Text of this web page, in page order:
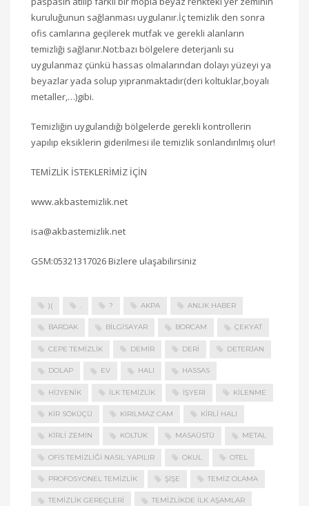
kuruluğunun sağlanması uygulanır.İç temizlik den sonra
ofis camlarına geçilerek mutfak ve gerekli alanların
temizliği sağlanır.Not:bazı bölgelere deterjanlı su
uygulanmaz çünkü hassas olmalarından dolayı yüzeyi ya
beyazlar yada solup yıpranmaktadır(deri koltuklar,boyalı
metaller,…)gibi.
Temizliğin uygulandığı bölgelerde gerekli kontrollerin
yapılıp eksiklerin giderilmesi ile temizlik sonlandırılmış olur!
TEMİZLİK İSTEKLERİMİZ İÇİN
www.akbastemizlik.net
isa@akbastemizlik.net
GSM:05321317026 Bizlere ulaşabilirsiniz
)( . ? AKPA ANLIK HABER
BARDAK BILGISAYAR BORCAM ÇEKYAT
CEPE TEMIZLIK DEMIR DERI DETERJAN
DOLAP EV HALI HASSAS
HIJYENIK ILK TEMIZLIK IŞYERI KILENME
KIR SÖKÜÇÜ KIRILMAZ CAM KIRLI HALI
KIRLI ZEMIN KOLTUK MASAÜSTÜ METAL
OFIS TEMIZLIĞI NASIL YAPILIR OKUL OTEL
PROFOSYONEL TEMIZLIK ŞIŞE TEMIZ OLAMA
TEMIZLIK GEREÇLERI TEMIZLIKDE ILK AŞAMLAR